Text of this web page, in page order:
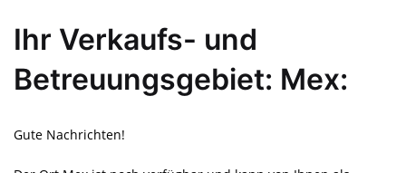
Ihr Verkaufs- und
Betreuungsgebiet: Mex:
Gute Nachrichten!